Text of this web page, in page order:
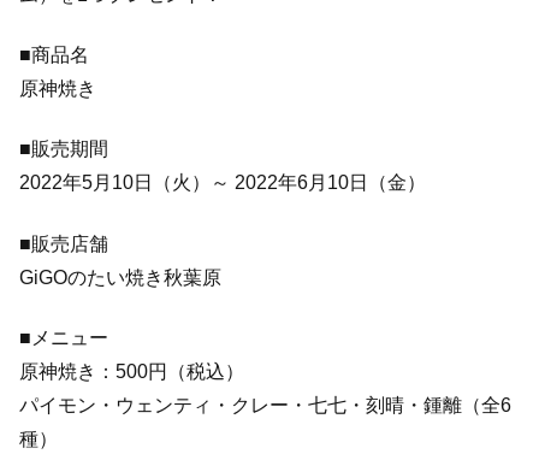
■商品名
原神焼き
■販売期間
2022年5月10日（火）～ 2022年6月10日（金）
■販売店舗
GiGOのたい焼き秋葉原
■メニュー
原神焼き：500円（税込）
パイモン・ウェンティ・クレー・七七・刻晴・鍾離（全6
種）